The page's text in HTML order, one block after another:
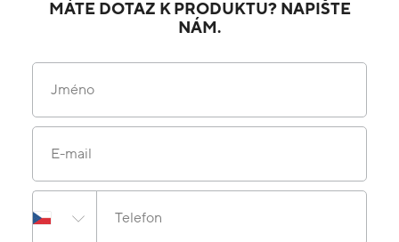
MÁTE DOTAZ K PRODUKTU? NAPIŠTE
NÁM.
Jméno
E-mail
Telefon